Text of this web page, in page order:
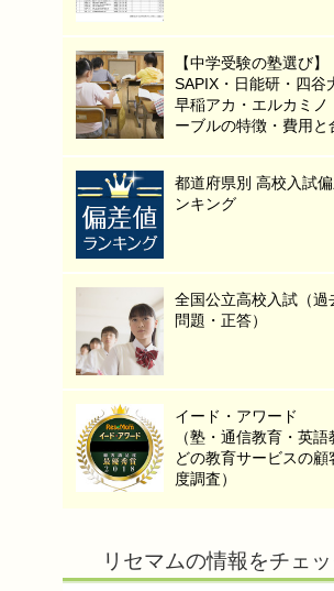
【中学受験の塾選び】
SAPIX・日能研・四谷
早稲アカ・エルカミノ
ーブルの特徴・費用と
都道府県別 高校入試
ンキング
全国公立高校入試（過
問題・正答）
イード・アワード
（塾・通信教育・英語
どの教育サービスの顧
度調査）
リセマムの情報をチェッ